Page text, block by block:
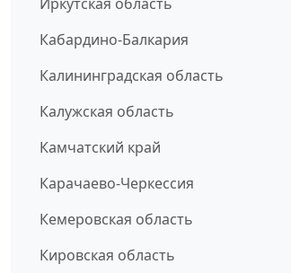
Кабардино-Балкария
Калининградская область
Калужская область
Камчатский край
Карачаево-Черкессия
Кемеровская область
Кировская область